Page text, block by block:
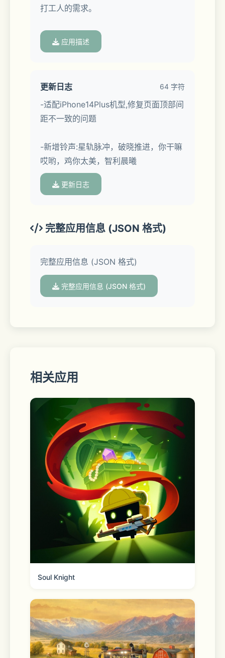
打工人的需求。
支持按场景分组，批量开启/关闭/移动/
删除操作。
App，运行快捷指令。
内置经典免费铃声，支持仅震动模式，支
■系统级别闹钟
不受静音，勿扰，睡眠，专注等模式影响
支持小组件，实时活动，灵动岛实时查
看。
应用描述
更新日志 64 字符
-适配iPhone14Plus机型,修复页面顶部间
距不一致的问题
-新增铃声:星轨脉冲，破晓推进，你干嘛
哎哟，鸡你太美，智利晨曦
更新日志
完整应用信息 (JSON 格式)
完整应用信息 (JSON 格式)
完整应用信息 (JSON 格式)
相关应用
Soul Knight